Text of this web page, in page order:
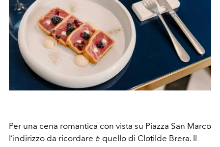
Per una cena romantica con vista su Piazza San Marco
l’indirizzo da ricordare è quello di Clotilde Brera. Il